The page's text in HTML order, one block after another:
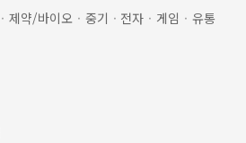
· 제약/바이오 · 중기 · 전자 · 게임 · 유통